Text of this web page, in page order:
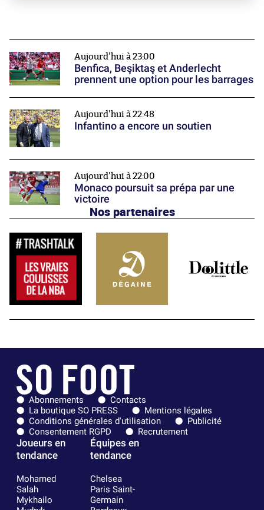
Aujourd'hui à 23:00
Benfica, Beşiktaş et Anderlecht
prennent une option pour les barrages
Aujourd'hui à 22:48
Infantino a encore un soutien
Aujourd'hui à 22:00
Monaco poursuit sa prépa par une
victoire
Nos partenaires
Abonnements
Contacts
La boutique SO PRESS
Mentions légales
Conditions générales d'utilisation
Publicité
Consentement RGPD
Recrutement
Joueurs en
tendance
Mohamed
Salah
Mykhailo
Équipes en
tendance
Chelsea
Paris Saint-
Germain